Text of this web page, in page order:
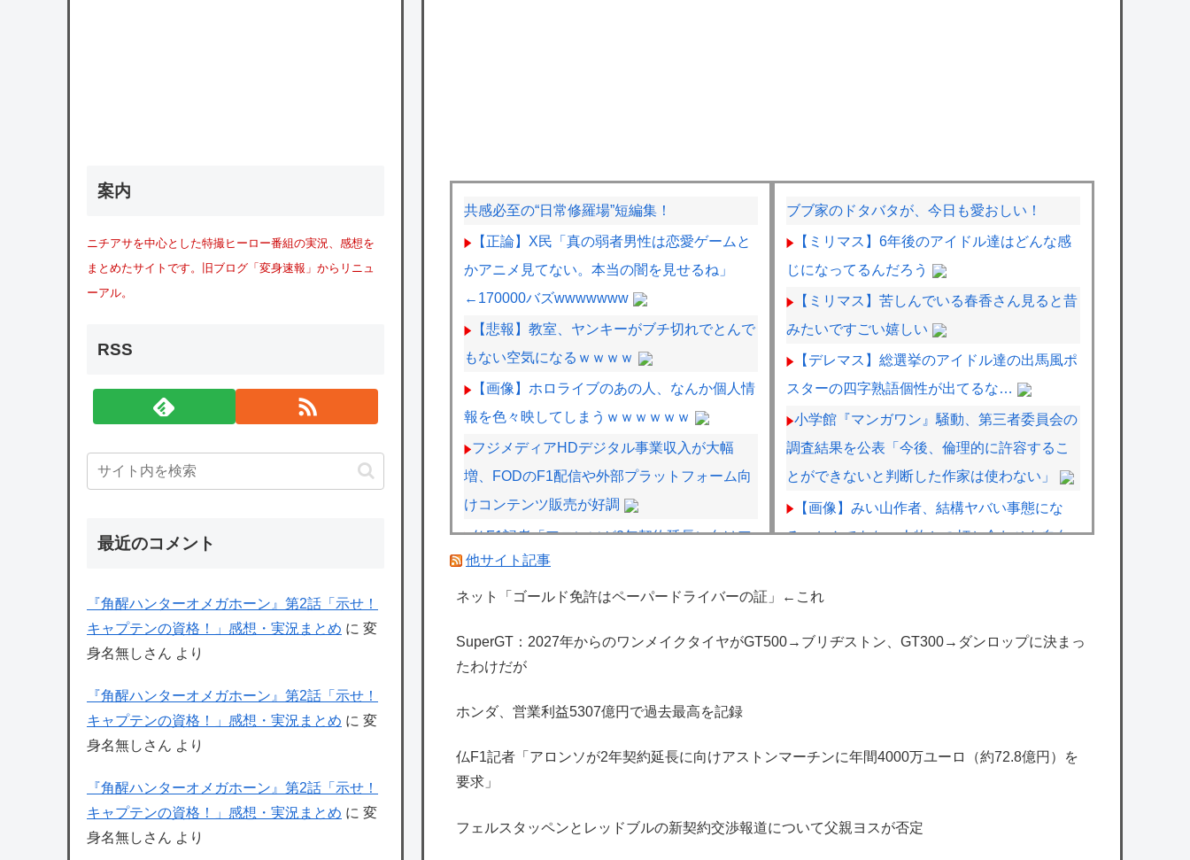
共感必至の“日常修羅場”短編集！
【正論】X民「真の弱者男性は恋愛ゲームと
かアニメ見てない。本当の闇を見せるね」
←170000バズwwwwwww
【悲報】教室、ヤンキーがブチ切れでとんで
もない空気になるｗｗｗｗ
【画像】ホロライブのあの人、なんか個人情
報を色々映してしまうｗｗｗｗｗｗ
フジメディアHDデジタル事業収入が大幅
増、FODのF1配信や外部プラットフォーム向
けコンテンツ販売が好調
仏F1記者「アロンソが2年契約延長に向けア
ストンマーチンに年間4000万ユーロ（約72.8
億円）を要求」
努力のおかげ」
出たあの親日経営者に海外が大騒ぎ
の為替介入再びで海外が大騒ぎ
ブブ家のドタバタが、今日も愛おしい！
【ミリマス】6年後のアイドル達はどんな感
じになってるんだろう
【ミリマス】苦しんでいる春香さん見ると昔
みたいですごい嬉しい
【デレマス】総選挙のアイドル達の出馬風ポ
スターの四字熟語個性が出てるな…
小学館『マンガワン』騒動、第三者委員会の
調査結果を公表「今後、倫理的に許容するこ
とができないと判断した作家は使わない」
【画像】みい山作者、結構ヤバい事態にな
る。とんでもない人物との打ち合わせを自白
【画像】ジャンプ人気漫画最新刊の表紙、ヤ
ﾝﾝきんもちいい〜〜！！ﾄﾞﾊﾟﾄﾞﾊﾟﾄﾞﾊﾟ」【雀
他サイト記事
ネット「ゴールド免許はペーパードライバーの証」←これ
SuperGT：2027年からのワンメイクタイヤがGT500→ブリヂストン、GT300→ダンロップに決まっ
たわけだが
ホンダ、営業利益5307億円で過去最高を記録
仏F1記者「アロンソが2年契約延長に向けアストンマーチンに年間4000万ユーロ（約72.8億円）を
要求」
フェルスタッペンとレッドブルの新契約交渉報道について父親ヨスが否定
案内
ニチアサを中心とした特撮ヒーロー番組の実況、感想を
まとめたサイトです。旧ブログ「変身速報」からリニュ
ーアル。
RSS
最近のコメント
『角醒ハンターオメガホーン』第2話「示せ！
キャプテンの資格！」感想・実況まとめ に 変
身名無しさん より
『角醒ハンターオメガホーン』第2話「示せ！
キャプテンの資格！」感想・実況まとめ に 変
身名無しさん より
『角醒ハンターオメガホーン』第2話「示せ！
キャプテンの資格！」感想・実況まとめ に 変
身名無しさん より